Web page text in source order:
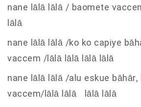
nane lālā lālā / baomete vacc
lālā
nane lālā lālā /ko ko capiye
vaccem /lālā lālā lālā lālā
nane lālā lālā /alu eskue
vaccem/lālā lālā lālā lālā